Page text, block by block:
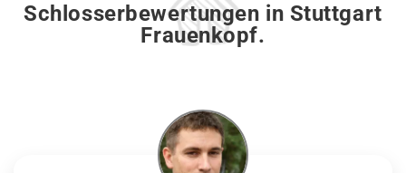
Schlosserbewertungen in Stuttgart
Frauenkopf.